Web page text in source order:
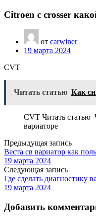
Citroen c crosser
от carwiner
19 марта 2024
CVT
Читать статью Как
CVT Читать статью
вариаторе
Предыдущая запись
Веста св вариатор как
19 марта 2024
Следующая запись
Где сделать диагностику
19 марта 2024
Добавить